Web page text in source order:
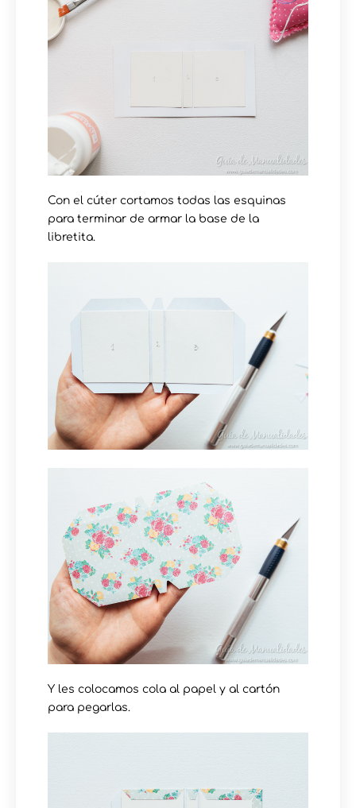
Con el cúter cortamos todas las esquinas
para terminar de armar la base de la
libretita.
Y les colocamos cola al papel y al cartón
para pegarlas.